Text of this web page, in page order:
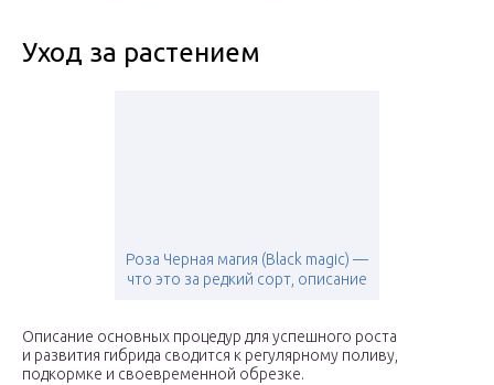
Уход за растением
Роза Черная магия (Black magic) —
что это за редкий сорт, описание
Описание основных процедур для успешного роста
и развития гибрида сводится к регулярному поливу,
подкормке и своевременной обрезке.